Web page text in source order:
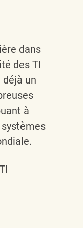
dans
des TI
déjà un
à